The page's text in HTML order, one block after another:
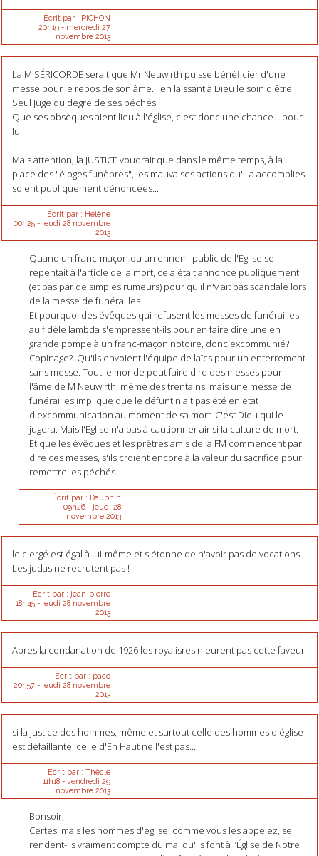
Écrit par : PICHON
20h19- mercredi 27
novembre 2013
La MISÉRICORDE serait que Mr Neuwirth puisse bénéficier d'une
messe pour le repos de son âme... en laissant à Dieu le soin d'être
Seul Juge du degré de ses péchés.
Que ses obsèques aient lieu à l'église, c'est donc une chance... pour
lui.
Mais attention, la JUSTICE voudrait que dans le même temps, à la
place des "éloges funèbres", les mauvaises actions qu'il a accomplies
soient publiquement dénoncées...
Écrit par : Hélène
00h25- jeudi 28 novembre
2013
Quand un franc-maçon ou un ennemi public de l'Eglise se
repentait à l'article de la mort, cela était annoncé publiquement
(et pas par de simples rumeurs) pour qu'il n'y ait pas scandale lors
de la messe de funérailles.
Et pourquoi des évêques qui refusent les messes de funérailles
au fidèle lambda s'empressent-ils pour en faire dire une en
grande pompe à un franc-maçon notoire, donc excommunié?
Copinage?. Qu'ils envoient l'équipe de laïcs pour un enterrement
sans messe. Tout le monde peut faire dire des messes pour
l'âme de M Neuwirth, même des trentains, mais une messe de
funérailles implique que le défunt n'ait pas été en état
d'excommunication au moment de sa mort. C'est Dieu qui le
jugera. Mais l'Eglise n'a pas à cautionner ainsi la culture de mort.
Et que les évêques et les prêtres amis de la FM commencent par
dire ces messes, s'ils croient encore à la valeur du sacrifice pour
remettre les péchés.
Écrit par : Dauphin
09h26- jeudi 28
novembre 2013
le clergé est égal à lui-même et s'étonne de n'avoir pas de vocations !
Les judas ne recrutent pas !
Écrit par : jean-pierre
18h45- jeudi 28 novembre
2013
Apres la condanation de 1926 les royalisres n'eurent pas cette faveur
Écrit par : paco
20h57- jeudi 28 novembre
2013
si la justice des hommes, même et surtout celle des hommes d'église
est défaillante, celle d'En Haut ne l'est pas....
Écrit par : Thècle
11h18- vendredi 29
novembre 2013
Bonsoir,
Certes, mais les hommes d'église, comme vous les appelez, se
rendent-ils vraiment compte du mal qu'ils font à l’Église de Notre